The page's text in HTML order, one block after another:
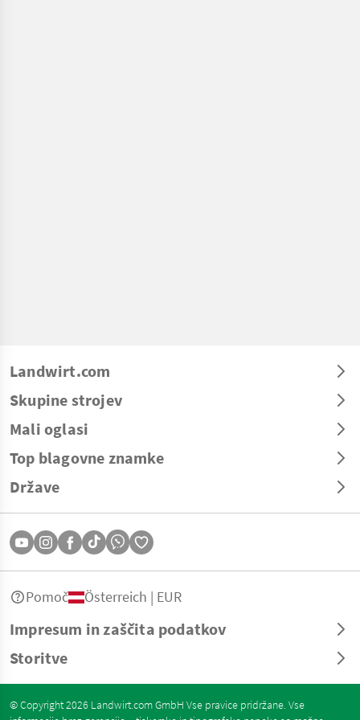
Landwirt.com
Skupine strojev
Mali oglasi
Top blagovne znamke
Države
Impresum in zaščita podatkov
Storitve
Pomoč Österreich | EUR
© Copyright 2026 Landwirt.com GmbH Vse pravice pridržane. Vse